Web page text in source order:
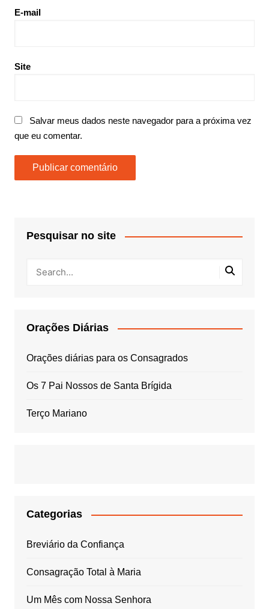
E-mail
Site
Salvar meus dados neste navegador para a próxima vez
que eu comentar.
Pesquisar no site
Orações Diárias
Orações diárias para os Consagrados
Os 7 Pai Nossos de Santa Brígida
Terço Mariano
Categorias
Breviário da Confiança
Consagração Total à Maria
Um Mês com Nossa Senhora